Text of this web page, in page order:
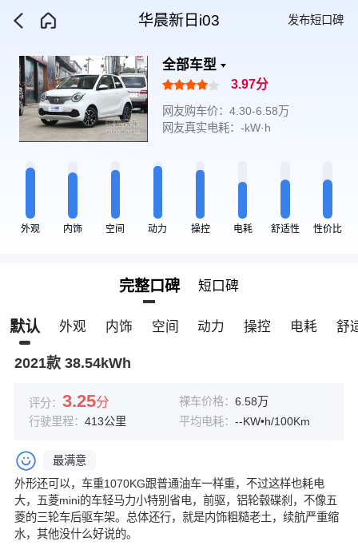
华晨新日i03 发布短口碑
全部车型
3.97分
网友购车价：4.30-6.58万
网友真实电耗：-kW·h
外观 内饰 空间 动力 操控 电耗 舒适性 性价比
完整口碑 短口碑
默认 外观 内饰 空间 动力 操控 电耗 舒
2021款 38.54kWh
评分： 3.25分 裸车价格： 6.58万
行驶里程： 413公里 平均电耗： --KW•h/100Km
最满意
外形还可以，车重1070KG跟普通油车一样重，不过这样也耗电
大，五菱mini的车轻马力小特别省电，前驱，铝轮毂碟刹，不像五
菱的三轮车后驱车架。总体还行，就是内饰粗糙老土，续航严重缩
水，其他没什么好说的。